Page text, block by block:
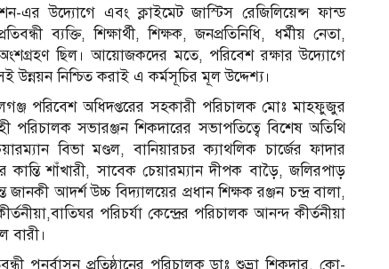
এর উদ্যোগে এবং ক্লাইমেট জাস্টিস রেজিলিয়েন্স ফান্ড
ব্যক্তি, শিক্ষার্থী, শিক্ষক, জনপ্রতিনিধি, ধর্মীয় নেতা,
অংশগ্রহণ ছিল। আয়োজকদের মতে, পরিবেশ রক্ষার উদ্যোগে
উন্নয়ন নিশ্চিত করাই এ কর্মসূচির মূল উদ্দেশ্য।
পরিবেশ অধিদপ্তরের সহকারী পরিচালক মোঃ মাহফুজুর
পরিচালক সভারঞ্জন শিকদারের সভাপতিত্বে বিশেষ অতিথি
বিভা মণ্ডল, বানিয়ারচর ক্যাথলিক চার্জের ফাদার
কান্তি শাঁখারী, সাবেক চেয়ারম্যান দীপক বাড়ৈ, জলিরপাড়
আদর্শ উচ্চ বিদ্যালয়ের প্রধান শিক্ষক রঞ্জন চন্দ্র বালা,
পরিচর্যা কেন্দ্রের পরিচালক আনন্দ কীর্তনীয়া
বারী।